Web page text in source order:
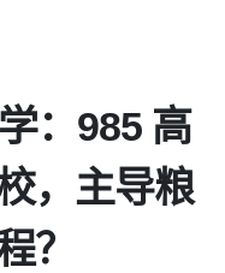
：985 高
，主导粮
？